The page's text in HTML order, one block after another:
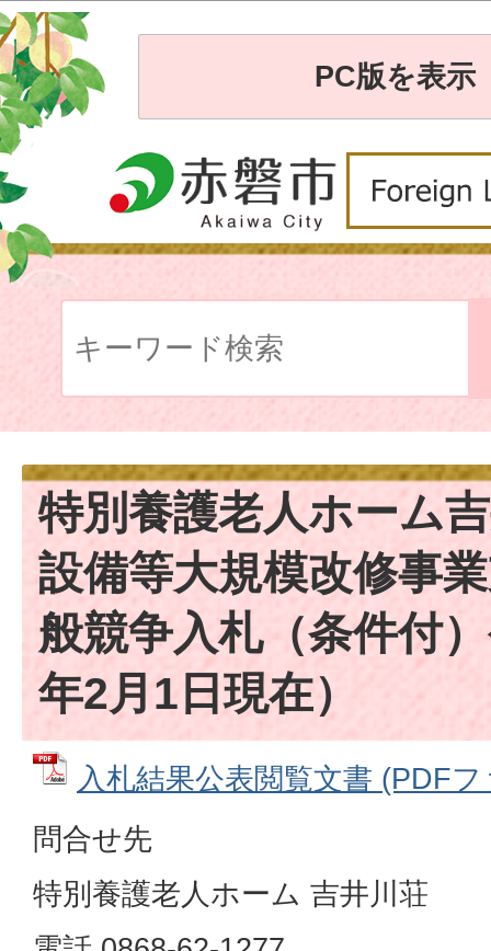
PC版を表示
特別養護老人ホーム
設備等大規模改修事
般競争入札（条件付
年2月1日現在）
入札結果公表閲覧文書 (PDF
問合せ先
特別養護老人ホーム 吉井川荘